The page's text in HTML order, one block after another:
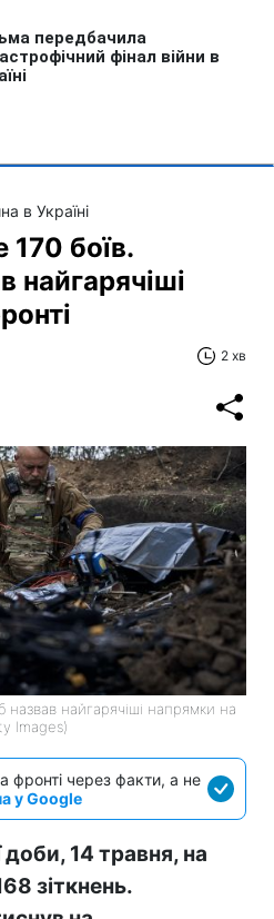
в Україні
боїв.
найгарячіші
2 хв
найгарячіші напрямки на
Images)
фронті через факти, а не
у Google
14 травня, на
зіткнень.